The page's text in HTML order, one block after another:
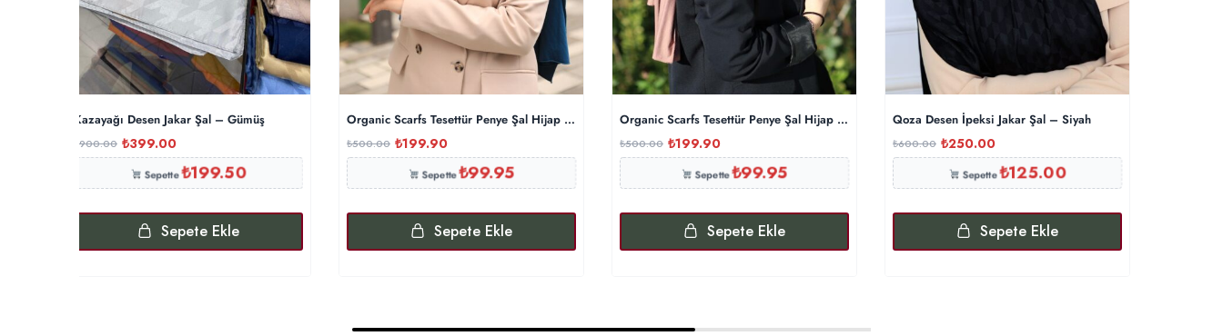
Kazayağı Desen Jakar Şal – Gümüş
900.00 ₺399.00
Sepette₺199.50
Sepete Ekle
Organic Scarfs Tesettür Penye Şal Hijap Modeli – Petrol Mavisi
₺500.00 ₺199.90
Sepette₺99.95
Sepete Ekle
Organic Scarfs Tesettür Penye Şal Hijap Modeli – İncir
₺500.00 ₺199.90
Sepette₺99.95
Sepete Ekle
Qoza Desen İpeksi Jakar Şal – Siyah
₺600.00 ₺250.00
Sepette₺125.00
Sepete Ekle